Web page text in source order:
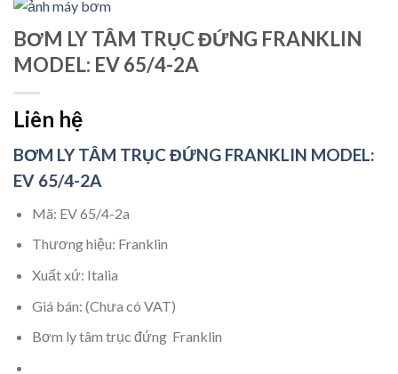
BƠM LY TÂM TRỤC ĐỨNG FRANKLIN
MODEL: EV 65/4-2A
Liên hệ
BƠM LY TÂM TRỤC ĐỨNG FRANKLIN MODEL:
EV 65/4-2A
Mã: EV 65/4-2a
Thương hiệu: Franklin
Xuất xứ: Italia
Giá bán: (Chưa có VAT)
Bơm ly tâm trục đứng Franklin